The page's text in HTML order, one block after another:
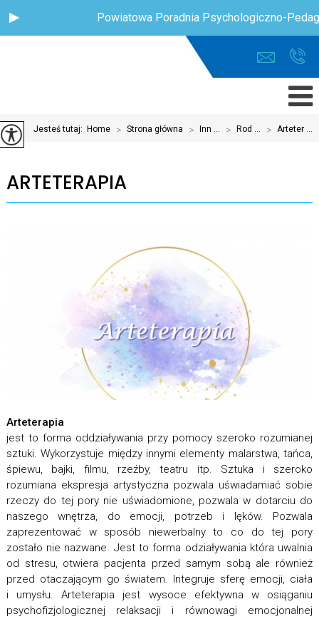
Powiatowa Poradnia Psychologiczno-
Jesteś tutaj: Home > Strona główna > Inn ... > Rod ... > Arteter ...
ARTETERAPIA
Arteterapia
jest to forma oddziaływania przy pomocy szeroko rozumianej
sztuki. Wykorzystuje między innymi elementy malarstwa, tańca,
śpiewu, bajki, filmu, rzeźby, teatru itp. Sztuka i szeroko
rozumiana ekspresja artystyczna pozwala uświadamiać sobie
rzeczy do tej pory nie uświadomione, pozwala w dotarciu do
naszego wnętrza, do emocji, potrzeb i lęków. Pozwala
zaprezentować w sposób niewerbalny to co do tej pory
zostało nie nazwane. Jest to forma odziaływania która uwalnia
od stresu, otwiera pacjenta przed samym sobą ale również
przed otaczającym go światem. Integruje sferę emocji, ciała
i umysłu. Arteterapia jest wysoce efektywna w osiąganiu
psychofizjologicznej relaksacji i równowagi emocjonalnej